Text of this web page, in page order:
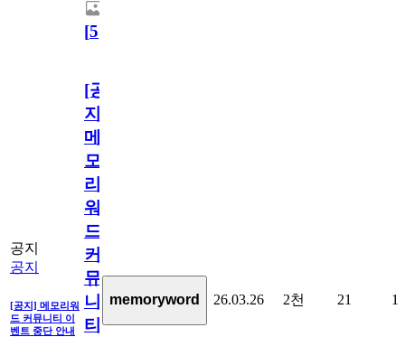
[5]
공지
공지
[공지] 메모리워
드 커뮤니티 이
벤트 중단 안내
[공
지]
메
모
리
워
드
커
뮤
니
티
memoryword 26.03.26 2천 21 1